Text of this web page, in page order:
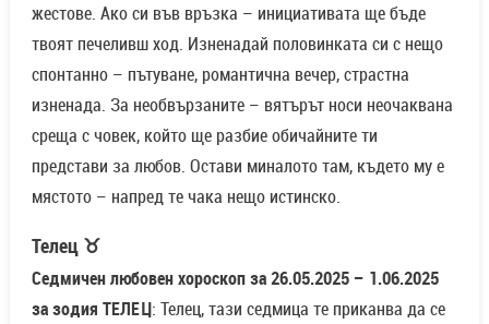
жестове. Ако си във връзка – инициативата ще бъде
твоят печеливш ход. Изненадай половинката си с нещо
спонтанно – пътуване, романтична вечер, страстна
изненада. За необвързаните – вятърът носи неочаквана
среща с човек, който ще разбие обичайните ти
представи за любов. Остави миналото там, където му е
мястото – напред те чака нещо истинско.
Телец ♉
Седмичен любовен хороскоп за 26.05.2025 – 1.06.2025
за зодия ТЕЛЕЦ: Телец, тази седмица те приканва да се